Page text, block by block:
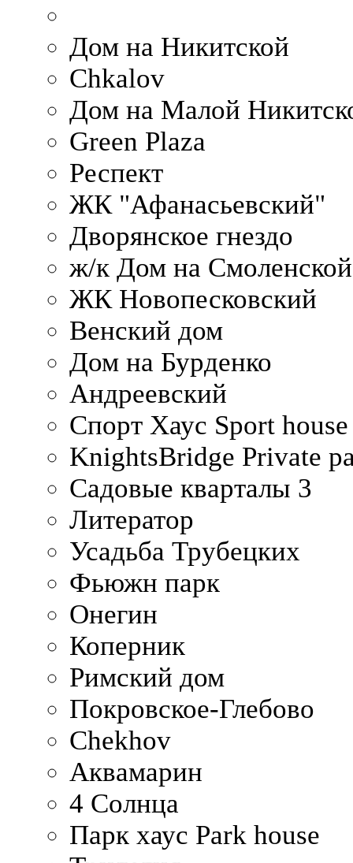
Дом на Никитской
Chkalov
Дом на Малой
Green Plaza
Респект
ЖК "Афанасьевский"
Дворянское гнездо
ж/к Дом на
ЖК Новопесковский
Венский дом
Дом на Бурденко
Андреевский
Спорт Хаус Sport house
KnightsBridge Private
Садовые кварталы 3
Литератор
Усадьба Трубецких
Фьюжн парк
Онегин
Коперник
Римский дом
Покровское-Глебово
Chekhov
Аквамарин
4 Солнца
Парк хаус Park house